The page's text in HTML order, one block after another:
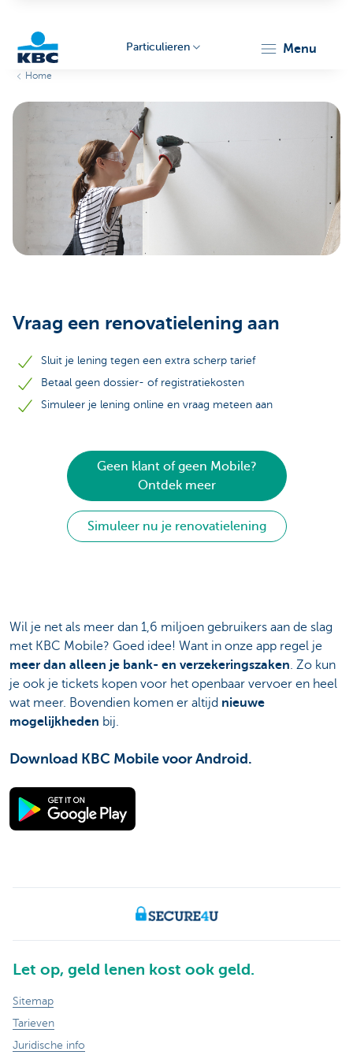
Particulieren menu
Home
Vraag een renovatielening aan
Sluit je lening tegen een extra scherp tarief
Betaal geen dossier- of registratiekosten
Simuleer je lening online en vraag meteen aan
Geen klant of geen Mobile?
Ontdek meer
Simuleer nu je renovatielening
Wil je net als meer dan 1,6 miljoen gebruikers aan de slag
met KBC Mobile? Goed idee! Want in onze app regel je
meer dan alleen je bank- en verzekeringszaken. Zo kun
je ook je tickets kopen voor het openbaar vervoer en heel
wat meer. Bovendien komen er altijd nieuwe
mogelijkheden bij.
Download KBC Mobile voor Android.
Let op, geld lenen kost ook geld.
Sitemap
Tarieven
Juridische info